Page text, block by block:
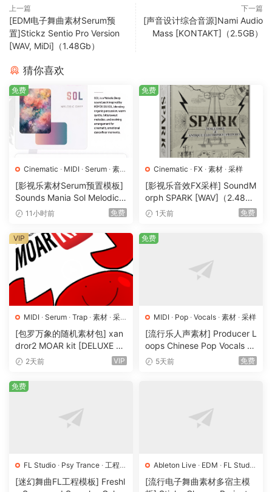
上一篇
[EDM电子舞曲素材Serum预
置]Stickz Sentio Pro Version
[WAV, MiDi]（1.48Gb）
下一篇
[声音设计综合音源]Nami Audio
Mass [KONTAKT]（2.5GB）
猜你喜欢
Cinematic · MIDI · Serum · 素材
· 采样·预置
[影视乐素材Serum预置模板]
Sounds Mania Sol Melodic
Deep [WAV, MiDi]（1.23G
11小时前 免费
免费
Cinematic · FX · 素材 · 采样
[影视乐音效FX采样] SoundM
orph SPARK [WAV]（2.48G
B）1天前 免费
免费
MIDI · Serum · Trap · 素材 · 采
样·预置
[包罗万象的随机素材包] xan
dror2 MOAR kit [DELUXE VE
RSION] [WAV, MiDi]（3.1G
2天前 VIP
VIP
MIDI · Pop · Vocals · 素材 · 采样
[流行乐人声素材] Producer L
oops Chinese Pop Vocals Vo
l.1 [WAV, MiDi, REX]（3.21G
5天前 免费
免费
FL Studio · Psy Trance · 工程·
素材
采样
[迷幻舞曲FL工程模板] Freshl
免费
Ableton Live · EDM · FL Studio
· Logic Pro ·Pop · 工程· 素材
采样
[流行电子舞曲素材多宿主模